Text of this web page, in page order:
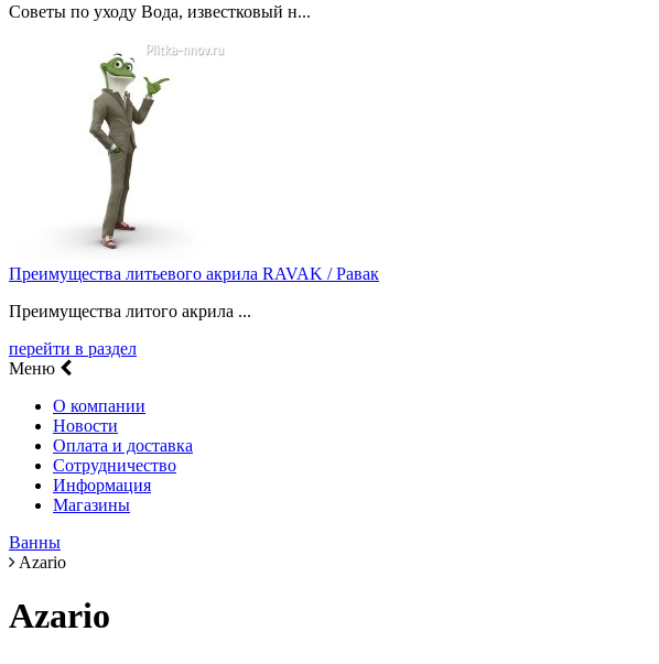
Советы по уходу Вода, известковый н...
Преимущества литьевого акрила RAVAK / Равак
Преимущества литого акрила ...
перейти в раздел
Меню
О компании
Новости
Оплата и доставка
Сотрудничество
Информация
Магазины
Ванны
Azario
Azario